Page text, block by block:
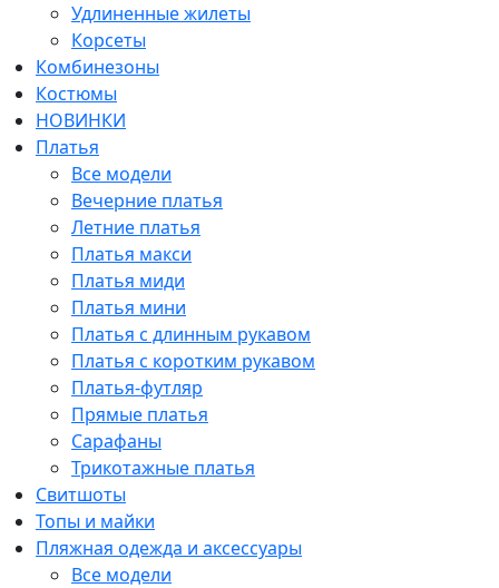
Удлиненные жилеты
Корсеты
Комбинезоны
Костюмы
НОВИНКИ
Платья
Все модели
Вечерние платья
Летние платья
Платья макси
Платья миди
Платья мини
Платья с длинным рукавом
Платья с коротким рукавом
Платья-футляр
Прямые платья
Сарафаны
Трикотажные платья
Свитшоты
Топы и майки
Пляжная одежда и аксессуары
Все модели